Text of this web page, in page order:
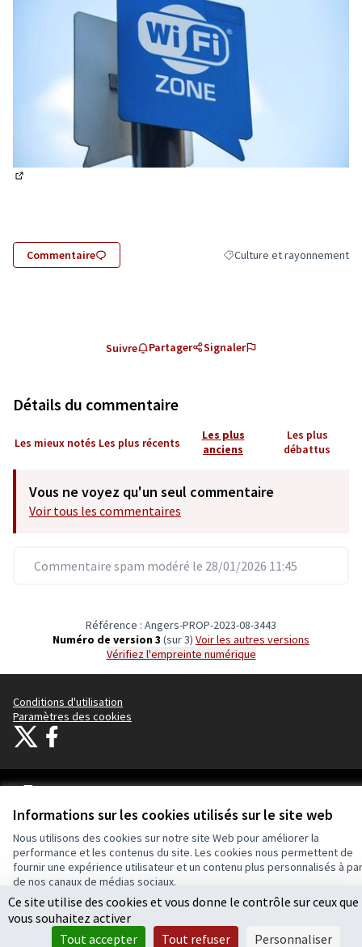
Informations sur les cookies utilisés sur le site web
Nous utilisons des cookies sur notre site Web pour améliorer la
performance et les contenus du site. Les cookies nous permettent de
fournir une expérience utilisateur et un contenu plus personnalisés à
de nos canaux de médias sociaux.
Tout accepter
Accepter seulement les cookies essentiels
Commentaire Filtrer les résultats de la
Culture et rayonnement
Suivre Partager Signaler
Détails du commentaire
Les mieux notés Les plus récents
Les plus
anciens
Les plus
débattus
Vous ne voyez qu'un seul commentaire
Voir tous les commentaires
Commentaire spam modéré le 28/01/2026 11:45
Référence : Angers-PROP-2023-08-3443
Numéro de version 3 (sur 3)
voir les autres versions
Vérifiez l'empreinte numérique
Conditions d'utilisation
Paramètres des cookies
Ecrivons Angers sur X
Ecrivons Angers sur Facebook
(Lien externe)
Site réalisé grâce aulogiciel libre Decidim
(Lien externe)
.
Licence
(Lien
Ce site utilise des cookies et vous donne le contrôle sur ceux que
vous souhaitez activer
Tout accepter
Tout refuser Personnaliser